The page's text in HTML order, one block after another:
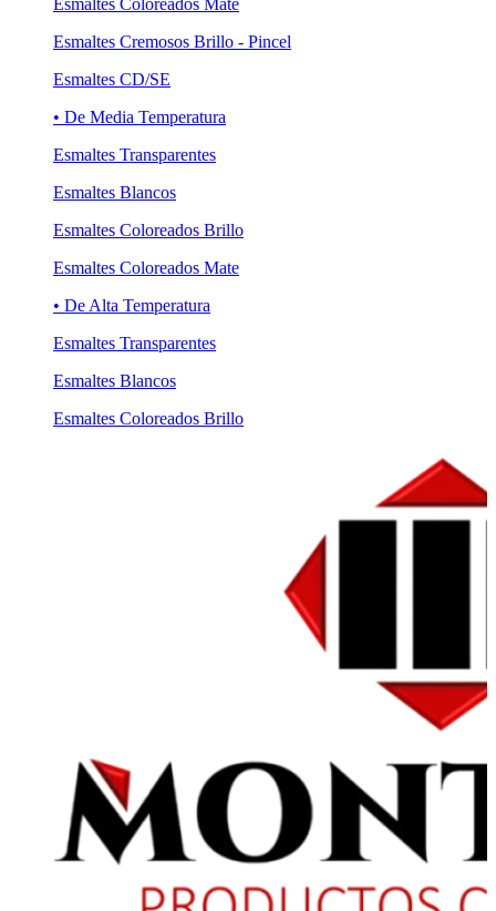
Esmaltes Coloreados Mate
Esmaltes Cremosos Brillo - Pincel
Esmaltes CD/SE
• De Media Temperatura
Esmaltes Transparentes
Esmaltes Blancos
Esmaltes Coloreados Brillo
Esmaltes Coloreados Mate
• De Alta Temperatura
Esmaltes Transparentes
Esmaltes Blancos
Esmaltes Coloreados Brillo